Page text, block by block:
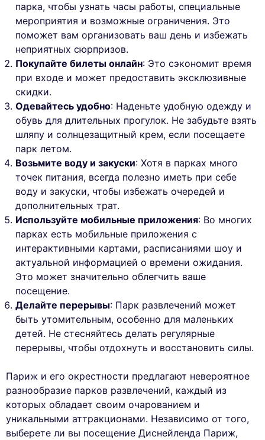
парка, чтобы узнать часы работы, специальные
мероприятия и возможные ограничения. Это
поможет вам организовать ваш день и избежать
неприятных сюрпризов.
Покупайте билеты онлайн: Это сэкономит время
при входе и может предоставить эксклюзивные
скидки.
Одевайтесь удобно: Наденьте удобную одежду и
обувь для длительных прогулок. Не забудьте взять
шляпу и солнцезащитный крем, если посещаете
парк летом.
Возьмите воду и закуски: Хотя в парках много
точек питания, всегда полезно иметь при себе
воду и закуски, чтобы избежать очередей и
дополнительных трат.
Используйте мобильные приложения: Во многих
парках есть мобильные приложения с
интерактивными картами, расписаниями шоу и
актуальной информацией о времени ожидания.
Это может значительно облегчить ваше
посещение.
Делайте перерывы: Парк развлечений может
быть утомительным, особенно для маленьких
детей. Не стесняйтесь делать регулярные
перерывы, чтобы отдохнуть и восстановить силы.
Париж и его окрестности предлагают невероятное
разнообразие парков развлечений, каждый из
которых обладает своим очарованием и
уникальными аттракционами. Независимо от того,
выберете ли вы посещение Диснейленда Париж,